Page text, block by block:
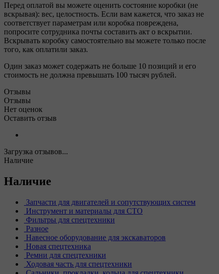
Перед оплатой вы можете оценить состояние коробки (не
вскрывая): вес, целостность. Если вам кажется, что заказ не
соответствует параметрам или коробка повреждена,
попросите сотрудника почты составить акт о вскрытии.
Вскрывать коробку самостоятельно вы можете только после
того, как оплатили заказ.
Один заказ может содержать не больше 10 позиций и его
стоимость не должна превышать 100 тысяч рублей.
Отзывы
Отзывы
Нет оценок
Оставить отзыв
Загрузка отзывов...
Наличие
Наличие
Запчасти для двигателей и сопутствующих систем
Инструмент и материалы для СТО
Фильтры для спецтехники
Разное
Навесное оборудование для экскаваторов
Новая спецтехника
Ремни для спецтехники
Ходовая часть для спецтехники